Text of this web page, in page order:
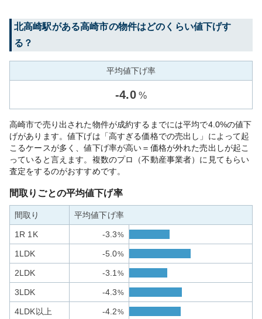
北高崎駅がある高崎市の物件はどのくらい値下げす
る？
平均値下げ率
-4.0 %
高崎市で売り出された物件が成約するまでには平均で4.0%の値下
げがあります。値下げは「高すぎる価格での売出し」によって起
こるケースが多く、値下げ率が高い＝価格が外れた売出しが起こ
っていると言えます。複数のプロ（不動産事業者）に見てもらい
査定をするのがおすすめです。
間取りごとの平均値下げ率
間取り 平均値下げ率
1R 1K -3.3%
1LDK -5.0%
2LDK -3.1 %
3LDK -4.3%
4LDK以上 -4.2%